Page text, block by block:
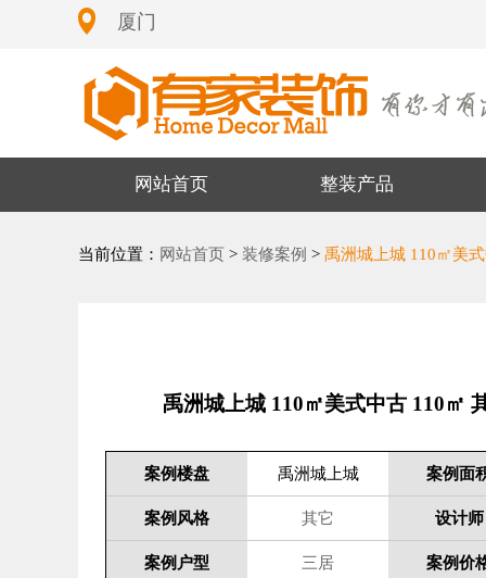
厦门
网站首页 整装产品
当前位置： 网站首页 > 装修案例 > 禹洲城上城 110㎡美
禹洲城上城 110㎡美式中古 110㎡
案例楼盘 禹洲城上城 案例面
案例风格 其它 设计师
案例户型 三居 案例价